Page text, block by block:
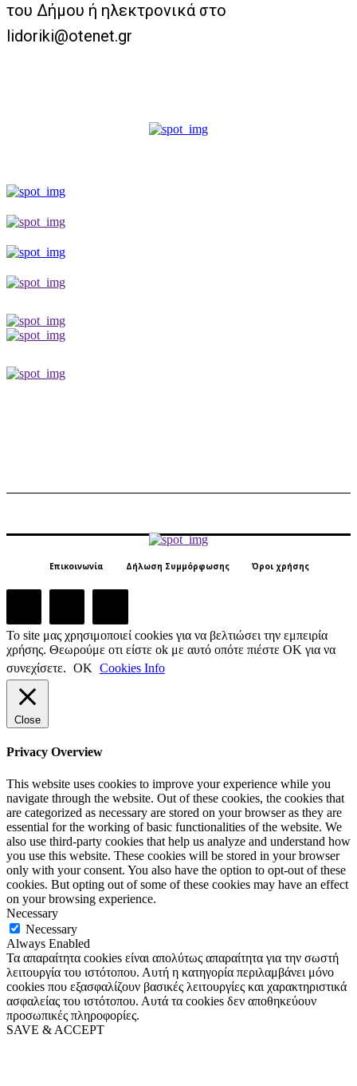
του Δήμου ή ηλεκτρονικά στο
lidoriki@otenet.gr
Επικοινωνία Δήλωση Συμμόρφωσης Όροι χρήσης
Το site μας χρησιμοποιεί cookies για να βελτιώσει την εμπειρία
χρήσης. Θεωρούμε οτι είστε ok με αυτό οπότε πιέστε ΟΚ για να
συνεχίσετε. ΟΚ Cookies Info
Close
Privacy Overview
This website uses cookies to improve your experience while you
navigate through the website. Out of these cookies, the cookies that
are categorized as necessary are stored on your browser as they are
essential for the working of basic functionalities of the website. We
also use third-party cookies that help us analyze and understand how
you use this website. These cookies will be stored in your browser
only with your consent. You also have the option to opt-out of these
cookies. But opting out of some of these cookies may have an effect
on your browsing experience.
Necessary
Necessary
Always Enabled
Τα απαραίτητα cookies είναι απολύτως απαραίτητα για την σωστή
λειτουργία του ιστότοπου. Αυτή η κατηγορία περιλαμβάνει μόνο
cookies που εξασφαλίζουν βασικές λειτουργίες και χαρακτηριστικά
ασφαλείας του ιστότοπου. Αυτά τα cookies δεν αποθηκεύουν
προσωπικές πληροφορίες.
SAVE & ACCEPT